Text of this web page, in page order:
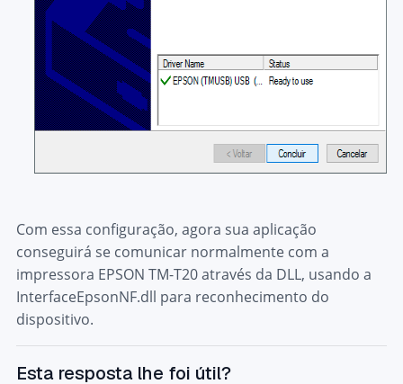
Com essa configuração, agora sua aplicação
conseguirá se comunicar normalmente com a
impressora EPSON TM-T20 através da DLL, usando a
InterfaceEpsonNF.dll para reconhecimento do
dispositivo.
Esta resposta lhe foi útil?